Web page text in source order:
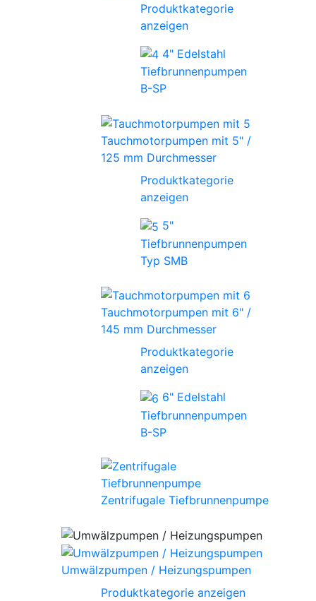
Produktkategorie
anzeigen
4" Edelstahl
Tiefbrunnenpumpen
B-SP
Tauchmotorpumpen mit 5" /
125 mm Durchmesser
Produktkategorie
anzeigen
5"
Tiefbrunnenpumpen
Typ SMB
Tauchmotorpumpen mit 6" /
145 mm Durchmesser
Produktkategorie
anzeigen
6" Edelstahl
Tiefbrunnenpumpen
B-SP
Zentrifugale Tiefbrunnenpumpe
Umwälzpumpen / Heizungspumpen
Produktkategorie anzeigen